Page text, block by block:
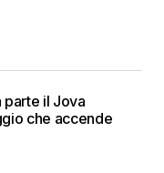
parte il Jova
che accende